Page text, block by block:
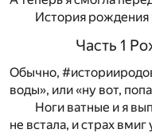
История рождения
Часть 1
Обычно,
воды», или «ну вот,
Ноги ватные и я
не встала, и страх